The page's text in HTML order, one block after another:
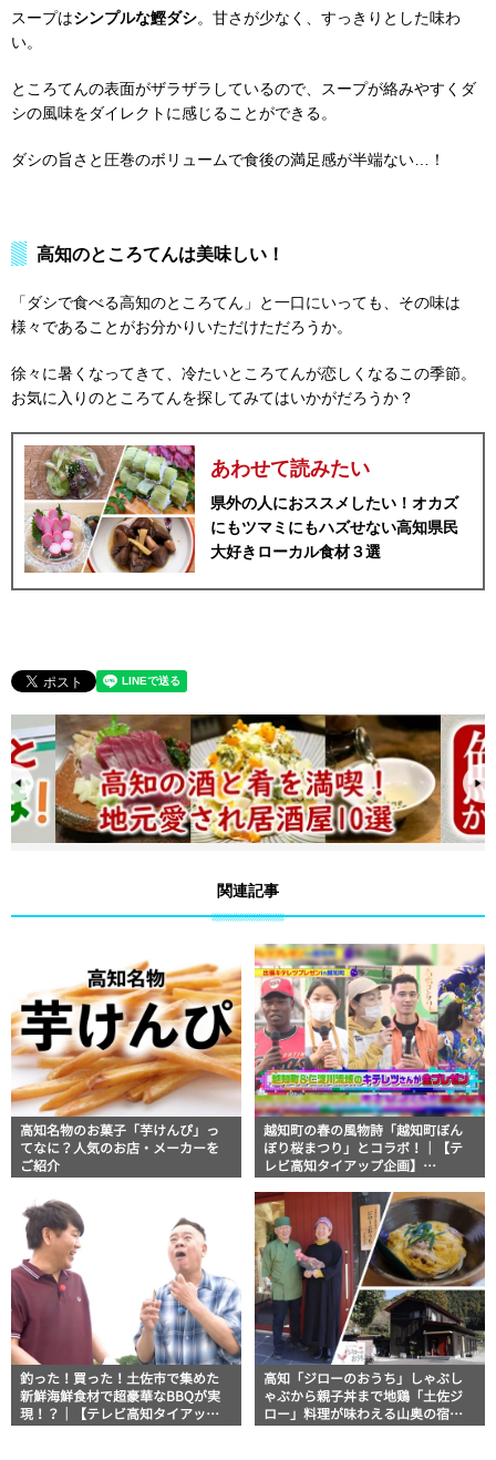
スープはシンプルな鰹ダシ。甘さが少なく、すっきりとした味わ
い。
ところてんの表面がザラザラしているので、スープが絡みやすくダ
シの風味をダイレクトに感じることができる。
ダシの旨さと圧巻のボリュームで食後の満足感が半端ない…！
高知のところてんは美味しい！
「ダシで食べる高知のところてん」と一口にいっても、その味は
様々であることがお分かりいただけただろうか。
徐々に暑くなってきて、冷たいところてんが恋しくなるこの季節。
お気に入りのところてんを探してみてはいかがだろうか？
あわせて読みたい
県外の人におススメしたい！オカズ
にもツマミにもハズせない高知県民
大好きローカル食材３選
関連記事
高知名物のお菓子「芋けんぴ」っ
てなに？人気のお店・メーカーを
ご紹介
越知町の春の風物詩「越知町ぼん
ぼり桜まつり」とコラボ！｜【テ
レビ高知タイアップ企画】
釣った！買った！土佐市で集めた
新鮮海鮮食材で超豪華なBBQが実
現！？｜【テレビ高知タイアップ
高知「ジローのおうち」しゃぶし
ゃぶから親子丼まで地鶏「土佐ジ
ロー」料理が味わえる山奥の宿泊